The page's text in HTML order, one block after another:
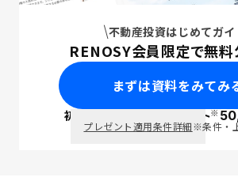
不動産投資はじめてガイ
RENOSY会員限定で無料
まずは資料をみてみ
初回面談で ポイント※
プレゼント適用条件詳細※条件・